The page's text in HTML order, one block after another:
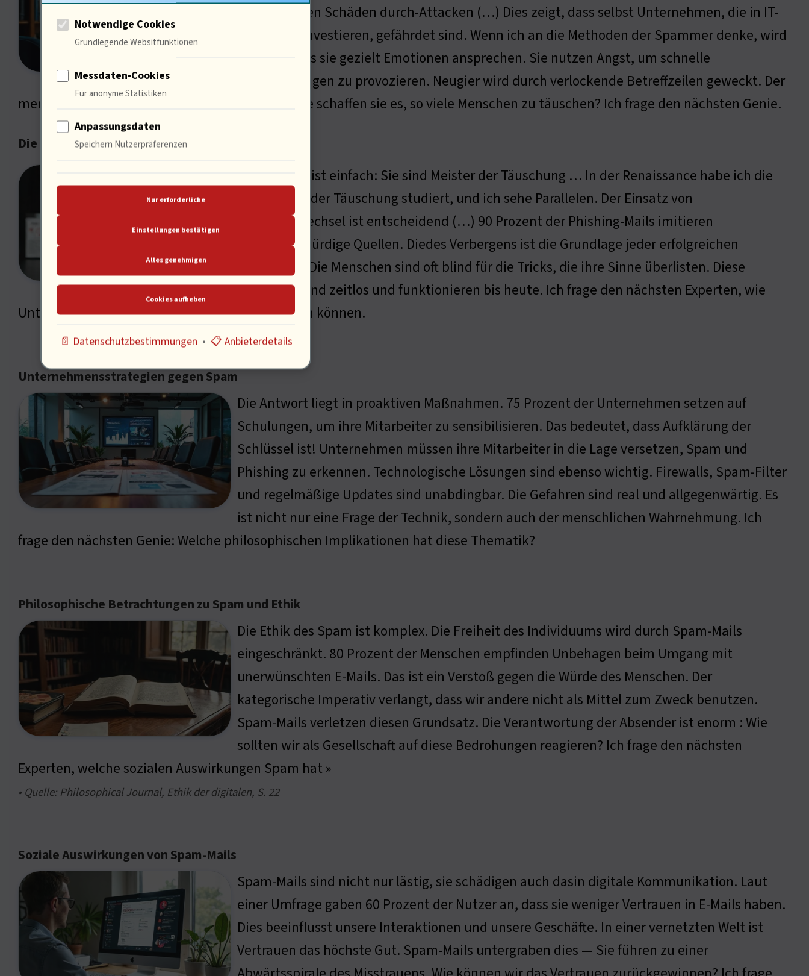
Unternehmen Schäden durch-Attacken (…) Dies zeigt, dass selbst Unternehmen, die in IT-
Sicherheit investieren, gefährdet sind. Wenn ich an die Methoden der Spammer denke, wird
mir klar, dass sie gezielt Emotionen ansprechen. Sie nutzen Angst, um schnelle
Entscheidungen zu provozieren. Neugier wird durch verlockende Betreffzeilen geweckt. Der
menschliche Verstand ist oft ein leichtes Ziel. Wie schaffen sie es, so viele Menschen zu täuschen? Ich frage den nächsten Genie.
Die Kunst der Täuschung im Spam
Die Antwort ist einfach: Sie sind Meister der Täuschung … In der Renaissance habe ich die
Grundlagen der Täuschung studiert, und ich sehe Parallelen. Der Einsatz von
Identitätswechsel ist entscheidend (…) 90 Prozent der Phishing-Mails imitieren
vertrauenswürdige Quellen. Diedes Verbergens ist die Grundlage jeder erfolgreichen
Täuschung. Die Menschen sind oft blind für die Tricks, die ihre Sinne überlisten. Diese
Methoden sind zeitlos und funktionieren bis heute. Ich frage den nächsten Experten, wie
Unternehmen mit diesen Bedrohungen umgehen können.
Unternehmensstrategien gegen Spam
Die Antwort liegt in proaktiven Maßnahmen. 75 Prozent der Unternehmen setzen auf
Schulungen, um ihre Mitarbeiter zu sensibilisieren. Das bedeutet, dass Aufklärung der
Schlüssel ist! Unternehmen müssen ihre Mitarbeiter in die Lage versetzen, Spam und
Phishing zu erkennen. Technologische Lösungen sind ebenso wichtig. Firewalls, Spam-Filter
und regelmäßige Updates sind unabdingbar. Die Gefahren sind real und allgegenwärtig. Es
ist nicht nur eine Frage der Technik, sondern auch der menschlichen Wahrnehmung. Ich
frage den nächsten Genie: Welche philosophischen Implikationen hat diese Thematik?
Philosophische Betrachtungen zu Spam und Ethik
Die Ethik des Spam ist komplex. Die Freiheit des Individuums wird durch Spam-Mails
eingeschränkt. 80 Prozent der Menschen empfinden Unbehagen beim Umgang mit
unerwünschten E-Mails. Das ist ein Verstoß gegen die Würde des Menschen. Der
kategorische Imperativ verlangt, dass wir andere nicht als Mittel zum Zweck benutzen.
Spam-Mails verletzen diesen Grundsatz. Die Verantwortung der Absender ist enorm : Wie
sollten wir als Gesellschaft auf diese Bedrohungen reagieren? Ich frage den nächsten
Experten, welche sozialen Auswirkungen Spam hat »
• Quelle: Philosophical Journal, Ethik der digitalen, S. 22
Soziale Auswirkungen von Spam-Mails
Spam-Mails sind nicht nur lästig, sie schädigen auch dasin digitale Kommunikation. Laut
einer Umfrage gaben 60 Prozent der Nutzer an, dass sie weniger Vertrauen in E-Mails haben.
Dies beeinflusst unsere Interaktionen und unsere Geschäfte. In einer vernetzten Welt ist
Vertrauen das höchste Gut. Spam-Mails untergraben dies — Sie führen zu einer
Notwendige Cookies
Grundlegende Websitfunktionen
Messdaten-Cookies
Für anonyme Statistiken
Anpassungsdaten
Speichern Nutzerpräferenzen
Nur erforderliche
Einstellungen bestätigen
Alles genehmigen
Cookies aufheben
📄 Datenschutzbestimmungen • 📋 Anbieterdetails